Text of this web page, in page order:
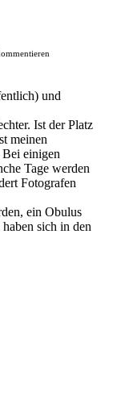
und
Ist der Platz
meinen
einigen
Tage werden
Fotografen
ein Obulus
sich in den